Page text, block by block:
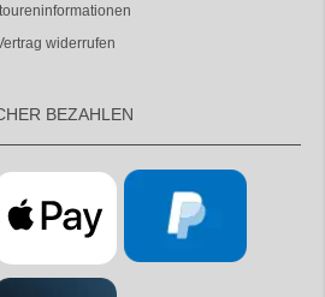
widerrufen
BEZAHLEN